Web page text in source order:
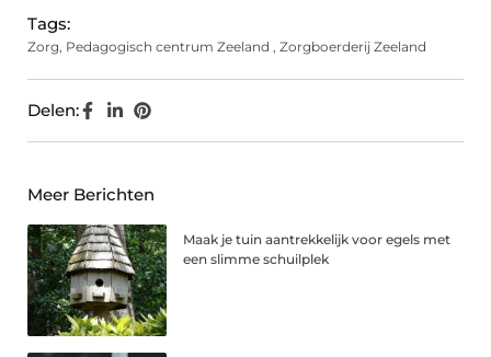
Tags:
Zorg, Pedagogisch centrum Zeeland , Zorgboerderij Zeeland
Delen:
Meer Berichten
Maak je tuin aantrekkelijk voor egels met
een slimme schuilplek